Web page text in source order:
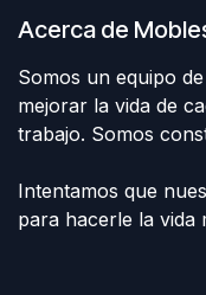
Acerca de
Somos un equipo
mejorar la vida de
trabajo. Somos
Intentamos que
para hacerle la vida